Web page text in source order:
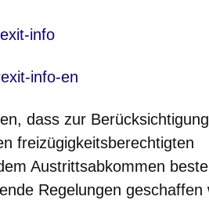
info
Fenster
info-en
Fenster
dass zur
freizügigkeitsberechtigten
Austrittsabkommen
Regelungen geschaffen